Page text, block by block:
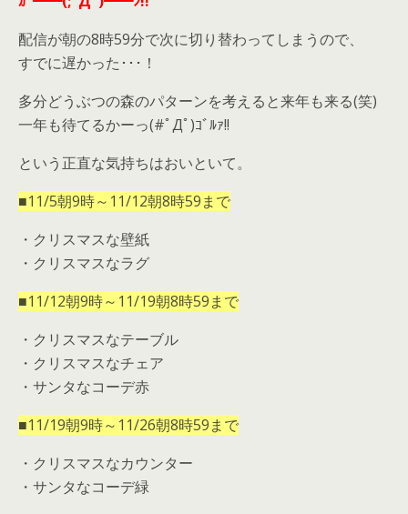
配信が朝の8時59分で次に切り替わってしまうので、
すでに遅かった･･･！
多分どうぶつの森のパターンを考えると来年も来る(笑)
一年も待てるかーっ(#ﾟДﾟ)ｺﾞﾙｧ!!
という正直な気持ちはおいといて。
■11/5朝9時～11/12朝8時59まで
・クリスマスな壁紙
・クリスマスなラグ
■11/12朝9時～11/19朝8時59まで
・クリスマスなテーブル
・クリスマスなチェア
・サンタなコーデ赤
■11/19朝9時～11/26朝8時59まで
・クリスマスなカウンター
・サンタなコーデ緑